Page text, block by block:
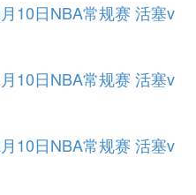
10日NBA常规赛 活塞v
10日NBA常规赛 活塞v
10日NBA常规赛 活塞v